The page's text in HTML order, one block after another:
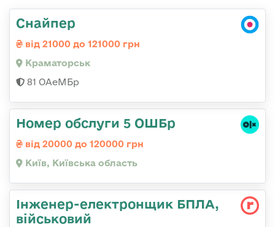
Снайпер
від 21000 до 121000 грн
Краматорськ
81 ОАеМБр
Номер обслуги 5 ОШБр
від 20000 до 120000 грн
Київ, Київська область
Інженер-електронщик БПЛА,
військовий